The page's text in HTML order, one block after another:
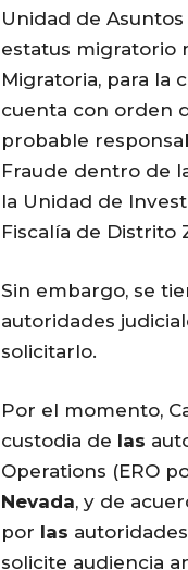
Unidad de
estatus migratorio
Migratoria, para la
cuenta con orden
probable
Fraude dentro de
la Unidad de
Fiscalía de Distrito
Sin embargo, se
autoridades
solicitarlo.
Por el momento,
custodia de las
Operations (ERO
Nevada, y de
por las
solicite audiencia